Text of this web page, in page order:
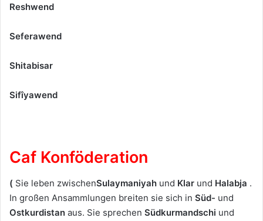
Reshwend
Seferawend
Shitabisar
Sifîyawend
Caf Konföderation
( Sie leben zwischenSulaymaniyah und Klar und Halabja .
In großen Ansammlungen breiten sie sich in Süd- und
Ostkurdistan aus. Sie sprechen Südkurmandschi und